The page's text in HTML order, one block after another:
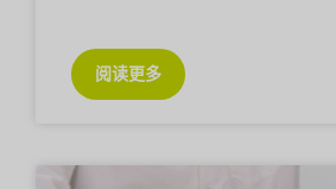
阅读更多